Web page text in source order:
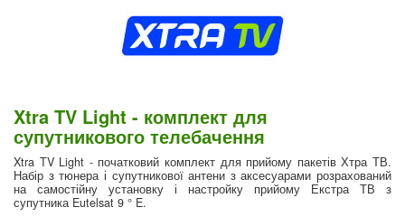
Xtra TV Light - комплект для
супутникового телебачення
Xtra TV Light - початковий комплект для прийому пакетів Хтра ТВ.
Набір з тюнера і супутникової антени з аксесуарами розрахований
на самостійну установку і настройку прийому Екстра ТВ з
супутника Eutelsat 9 ° E.